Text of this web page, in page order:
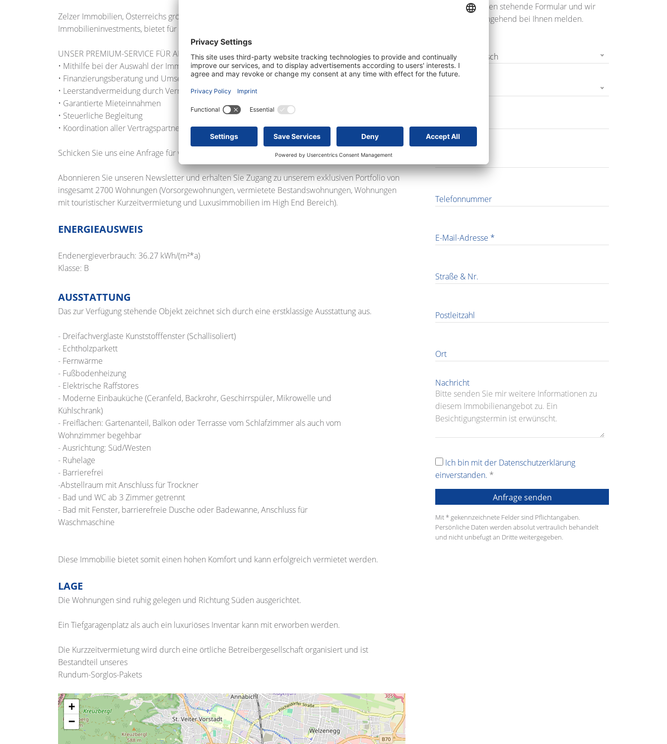
Zelzer Immobilien, Österreichs größtes Online Verkaufs- und Consultingbüro für
Immobilieninvestments, bietet für Anleger und Investoren, die professionellste Online-Beratung an.
UNSER PREMIUM-SERVICE FÜR ANLEGER UND INVESTOREN
• Mithilfe bei der Auswahl der Immobilie
• Finanzierungsberatung und Umsetzung
• Leerstandvermeidung durch Vermietungsservice
• Garantierte Mieteinnahmen
• Steuerliche Begleitung
• Koordination aller Vertragspartner
Schicken Sie uns eine Anfrage für weitere Unterlagen.
Abonnieren Sie unseren Newsletter und erhalten Sie Zugang zu unserem exklusiven Portfolio von
insgesamt 2700 Wohnungen (Vorsorgewohnungen, vermietete Bestandswohnungen, Wohnungen
mit touristischer Kurzeitvermietung und Luxusimmobilien im High End Bereich).
ENERGIEAUSWEIS
Endenergieverbrauch: 36.27 kWh/(m²*a)
Klasse: B
AUSSTATTUNG
Das zur Verfügung stehende Objekt zeichnet sich durch eine erstklassige Ausstattung aus.
- Dreifachverglaste Kunststofffenster (Schallisoliert)
- Echtholzparkett
- Fernwärme
- Fußbodenheizung
- Elektrische Raffstores
- Moderne Einbauküche (Ceranfeld, Backrohr, Geschirrspüler, Mikrowelle und
Kühlschrank)
- Freiflächen: Gartenanteil, Balkon oder Terrasse vom Schlafzimmer als auch vom
Wohnzimmer begehbar
- Ausrichtung: Süd/Westen
- Ruhelage
- Barrierefrei
-Abstellraum mit Anschluss für Trockner
- Bad und WC ab 3 Zimmer getrennt
- Bad mit Fenster, barrierefreie Dusche oder Badewanne, Anschluss für
Waschmaschine
Diese Immobilie bietet somit einen hohen Komfort und kann erfolgreich vermietet werden.
LAGE
Die Wohnungen sind ruhig gelegen und Richtung Süden ausgerichtet.
Ein Tiefgaragenplatz als auch ein luxuriöses Inventar kann mit erworben werden.
Die Kurzzeitvermietung wird durch eine örtliche Betreibergesellschaft organisiert und ist
Bestandteil unseres
Rundum-Sorglos-Pakets
+
−
einfach das unten stehende Formular und wir
werden uns umgehend bei Ihnen melden.
Ihr Terminwunsch
Telefonnummer
E-Mail-Adresse *
Straße & Nr.
Postleitzahl
Ort
Nachricht
Ich bin mit der Datenschutzerklärung
einverstanden. *
Mit * gekennzeichnete Felder sind Pflichtangaben.
Persönliche Daten werden absolut vertraulich behandelt
und nicht unbefugt an Dritte weitergegeben.